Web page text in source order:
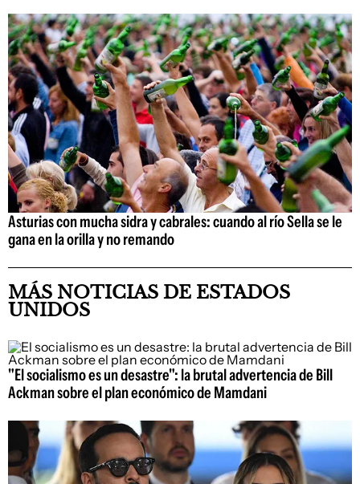
Asturias con mucha sidra y cabrales: cuando al río Sella se le
gana en la orilla y no remando
MÁS NOTICIAS DE ESTADOS
UNIDOS
"El socialismo es un desastre": la brutal advertencia de Bill
Ackman sobre el plan económico de Mamdani